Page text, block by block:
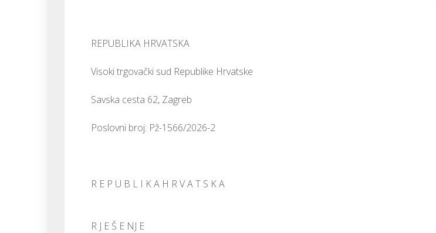
REPUBLIKA HRVATSKA
Visoki trgovački sud Republike Hrvatske
Savska cesta 62, Zagreb
Poslovni broj: Pž-1566/2026-2
R E P U B L I K A H R V A T S K A
R J E Š E NJ E